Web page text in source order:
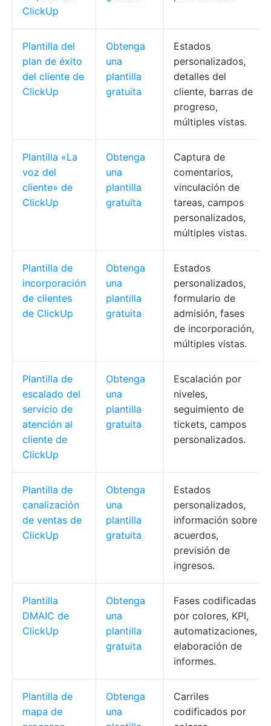
ClickUp
Plantilla del
plan de éxito
del cliente de
ClickUp
Obtenga
una
plantilla
gratuita
Estados
personalizados,
detalles del
cliente, barras de
progreso,
múltiples vistas.
Plantilla «La
voz del
cliente» de
ClickUp
Obtenga
una
plantilla
gratuita
Captura de
comentarios,
vinculación de
tareas, campos
personalizados,
múltiples vistas.
Plantilla de
incorporación
de clientes
de ClickUp
Obtenga
una
plantilla
gratuita
Estados
personalizados,
formulario de
admisión, fases
de incorporación,
múltiples vistas.
Plantilla de
escalado del
servicio de
atención al
cliente de
ClickUp
Obtenga
una
plantilla
gratuita
Escalación por
niveles,
seguimiento de
tickets, campos
personalizados.
Plantilla de
canalización
de ventas de
ClickUp
Obtenga
una
plantilla
gratuita
Estados
personalizados,
información sobre
acuerdos,
previsión de
ingresos.
Plantilla
DMAIC de
ClickUp
Obtenga
una
plantilla
gratuita
Fases codificadas
por colores, KPI,
automatizaciones,
elaboración de
informes.
Plantilla de
mapa de
Obtenga
una
Carriles
codificados por